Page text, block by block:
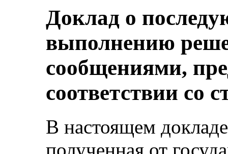
Доклад о
выполнению
сообщениями,
соответствии со
В настоящем
полученная от